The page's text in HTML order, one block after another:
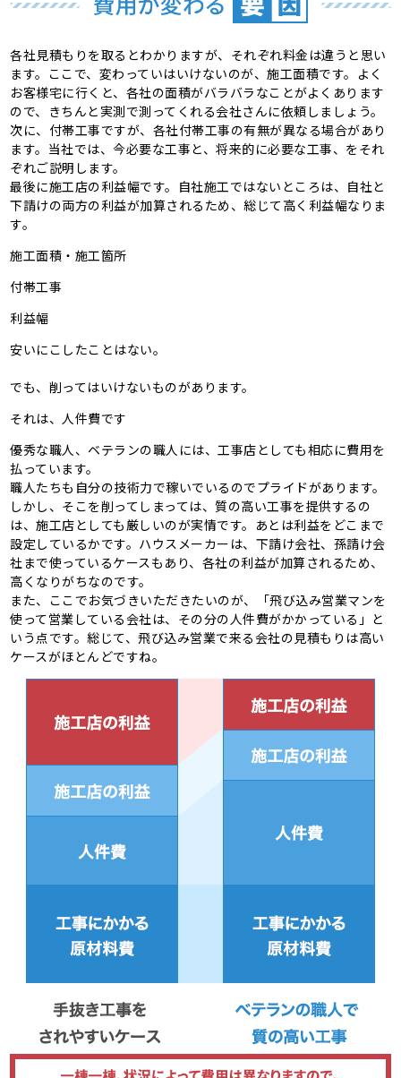
各社見積もりを取るとわかりますが、それぞれ料金は違うと思い
ます。ここで、変わっていはいけないのが、施工面積です。よく
お客様宅に行くと、各社の面積がバラバラなことがよくあります
ので、きちんと実測で測ってくれる会社さんに依頼しましょう。
次に、付帯工事ですが、各社付帯工事の有無が異なる場合があり
ます。当社では、今必要な工事と、将来的に必要な工事、をそれ
ぞれご説明します。
最後に施工店の利益幅です。自社施工ではないところは、自社と
下請けの両方の利益が加算されるため、総じて高く利益幅なりま
す。
施工面積・施工箇所
付帯工事
利益幅
安いにこしたことはない。
でも、削ってはいけないものがあります。
それは、人件費です
優秀な職人、ベテランの職人には、工事店としても相応に費用を
払っています。
職人たちも自分の技術力で稼いでいるのでプライドがあります。
しかし、そこを削ってしまっては、質の高い工事を提供するの
は、施工店としても厳しいのが実情です。あとは利益をどこまで
設定しているかです。ハウスメーカーは、下請け会社、孫請け会
社まで使っているケースもあり、各社の利益が加算されるため、
高くなりがちなのです。
また、ここでお気づきいただきたいのが、「飛び込み営業マンを
使って営業している会社は、その分の人件費がかかっている」と
いう点です。総じて、飛び込み営業で来る会社の見積もりは高い
ケースがほとんどですね。